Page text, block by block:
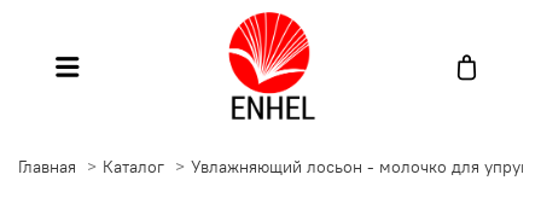
Главная Каталог Увлажняющий лосьон - молочко для